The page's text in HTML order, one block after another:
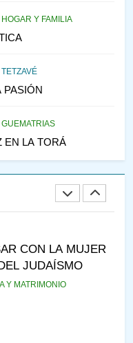
HOGAR Y FAMILIA
TETZAVÉ
PASIÓN
GUEMATRIAS
EN LA TORÁ
QUÉ
Y LA QUEJA DE
ES SABIO?
CON LA MUJER
JUDAÍSMO
Y MATRIMONIO